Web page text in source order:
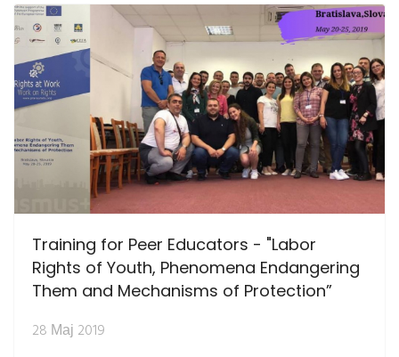
Training for Peer Educators - "Labor
Rights of Youth, Phenomena Endangering
Them and Mechanisms of Protection”
28 Мај 2019